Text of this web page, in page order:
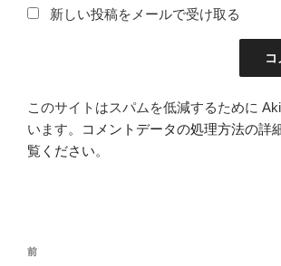
新しい投稿をメールで受け取る
このサイトはスパムを低減するために
います。
コメントデータの処理方法の詳
覧ください。
投
前
前